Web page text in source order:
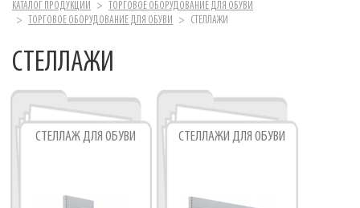
КАТАЛОГ ПРОДУКЦИИ
ТОРГОВОЕ ОБОРУДОВАНИЕ ДЛЯ ОБУВИ
ТОРГОВОЕ ОБОРУДОВАНИЕ ДЛЯ ОБУВИ
СТЕЛЛАЖИ
СТЕЛЛАЖИ
СТЕЛЛАЖ ДЛЯ ОБУВИ СТЕЛЛАЖИ ДЛЯ ОБУВИ